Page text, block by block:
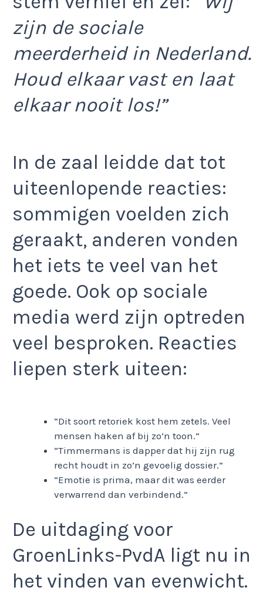
zijn de sociale
meerderheid in Nederland.
Houd elkaar vast en laat
elkaar nooit los!”
In de zaal leidde dat tot
uiteenlopende reacties:
sommigen voelden zich
geraakt, anderen vonden
het iets te veel van het
goede. Ook op sociale
media werd zijn optreden
veel besproken. Reacties
liepen sterk uiteen:
“Dit soort retoriek kost hem zetels. Veel
mensen haken af bij zo’n toon.”
“Timmermans is dapper dat hij zijn rug
recht houdt in zo’n gevoelig dossier.”
“Emotie is prima, maar dit was eerder
verwarrend dan verbindend.”
De uitdaging voor
GroenLinks-PvdA ligt nu in
het vinden van evenwicht.